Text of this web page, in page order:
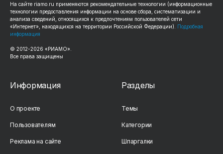
На сайте riamo.ru применяются рекомендательные технологии (информационные
технологии предоставления информации на основе сбора, систематизации и
анализа сведений, относящихся к предпочтениям пользователей сети
«Интернет», находящихся на территории Российской Федерации). Подробная
информация
© 2012-2026 «РИАМО».
Все права защищены
Информация
О проекте
Пользователям
Реклама на сайте
Разделы
Темы
Категории
Шпаргалки